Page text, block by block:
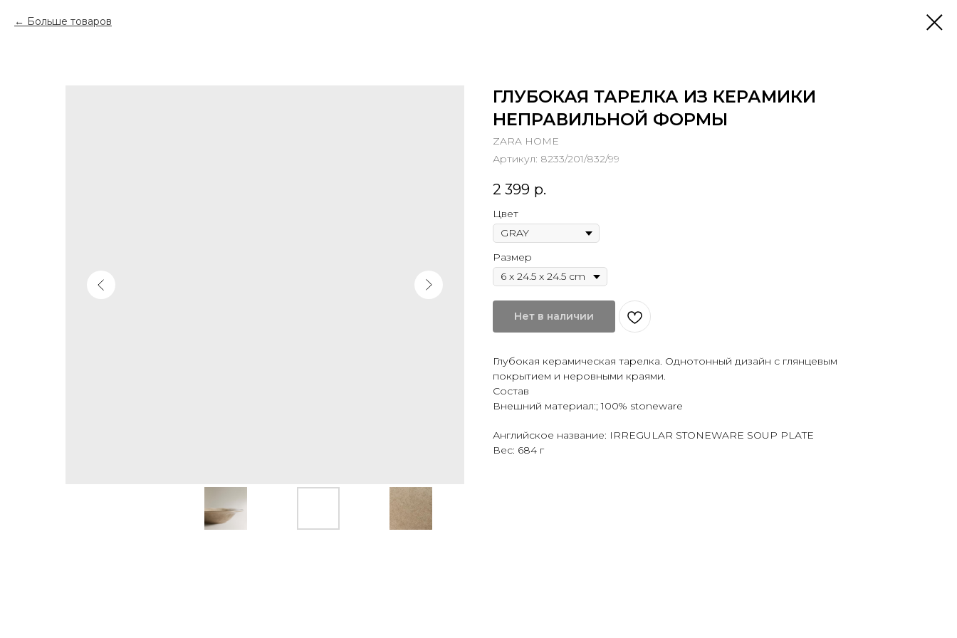
Больше товаров
ГЛУБОКАЯ ТАРЕЛКА ИЗ КЕРАМИКИ
НЕПРАВИЛЬНОЙ ФОРМЫ
ZARA HOME
Артикул: 8233/201/832/99
2 399 р.
Цвет
Размер
Нет в наличии
Глубокая керамическая тарелка. Однотонный дизайн с глянцевым
покрытием и неровными краями.
Состав
Внешний материал:; 100% stoneware
Английское название: IRREGULAR STONEWARE SOUP PLATE
Вес: 684 г